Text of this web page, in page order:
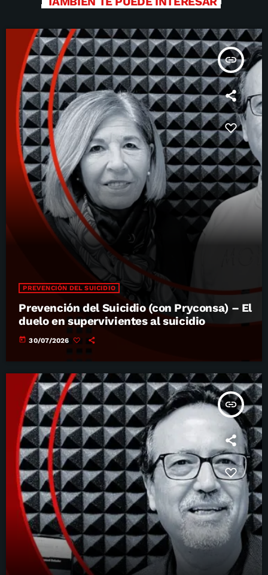
insert_link
PREVENCIÓN DEL SUICIDIO
Prevención del Suicidio (con Pryconsa) – El
duelo en supervivientes al suicidio
today 30/07/2026
insert_link